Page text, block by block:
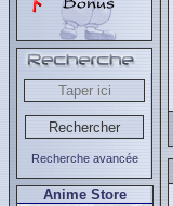
Recherche avancée
Anime Store